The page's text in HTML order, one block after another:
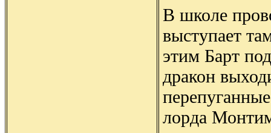
В школе
выступает
этим Барт
дракон
лорда